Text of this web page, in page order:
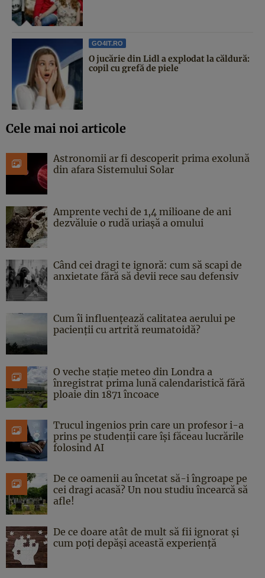
GO4IT.RO
O jucărie din Lidl a explodat la căldură:
copil cu grefă de piele
Cele mai noi articole
Astronomii ar fi descoperit prima exolună
din afara Sistemului Solar
Amprente vechi de 1,4 milioane de ani
dezvăluie o rudă uriașă a omului
Când cei dragi te ignoră: cum să scapi de
anxietate fără să devii rece sau defensiv
Cum îi influențează calitatea aerului pe
pacienții cu artrită reumatoidă?
O veche stație meteo din Londra a
înregistrat prima lună calendaristică fără
ploaie din 1871 încoace
Trucul ingenios prin care un profesor i-a
prins pe studenții care își făceau lucrările
folosind AI
De ce oamenii au încetat să-i îngroape pe
cei dragi acasă? Un nou studiu încearcă să
afle!
De ce doare atât de mult să fii ignorat și
cum poți depăși această experiență